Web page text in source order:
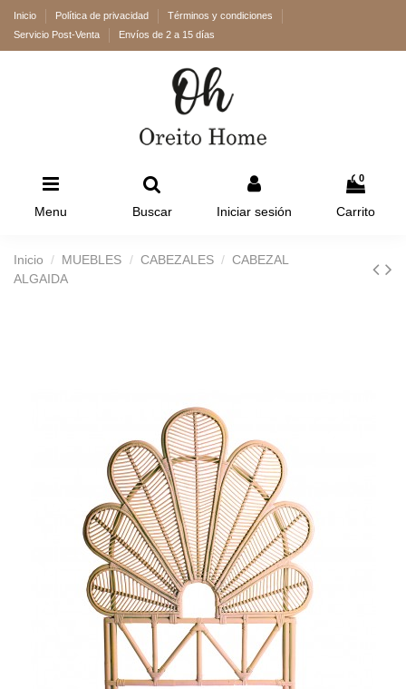
Inicio Política de privacidad
Términos y condiciones
Servicio Post-Venta
Envíos de 2 a 15 días
Menu Buscar Iniciar sesión
0
Carrito
Inicio MUEBLES CABEZALES
CABEZAL
ALGAIDA